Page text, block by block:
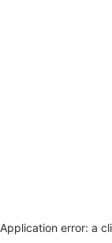
Application error: a